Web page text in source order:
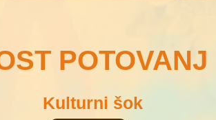
POTOVANJ
Kulturni šok